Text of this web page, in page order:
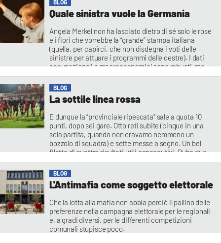
BLOG
Quale sinistra vuole la Germania
Angela Merkel non ha lasciato dietro di sé solo le rose
e i fiori che vorrebbe la “grande” stampa italiana
(quella, per capirci, che non disdegna i voti delle
sinistre per attuare i programmi delle destre). I dati
occupazionali e macroeconomici sono robusti, ma
quanta polvere c’è sotto quei tappeti: una
manodopera altamente qualificata attinta
BLOG
La sottile linea rossa
E dunque la “provinciale ripescata” sale a quota 10
punti, dopo sei gare. Otto reti subite (cinque in una
sola partita, quando non eravamo nemmeno un
bozzolo di squadra) e sette messe a segno. Un bel
filotto di quattro risultati utili consecutivi. Rubo due
definizioni che hanno suscitato le ire di una parte del
popolo
BLOG
L'Antimafia come soggetto elettorale
Che la lotta alla mafia non abbia perciò il pallino delle
preferenze nella campagna elettorale per le regionali
e, a gradi diversi, per le differenti competizioni
comunali stupisce poco.